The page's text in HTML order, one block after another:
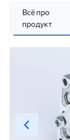
Всё про
продукт